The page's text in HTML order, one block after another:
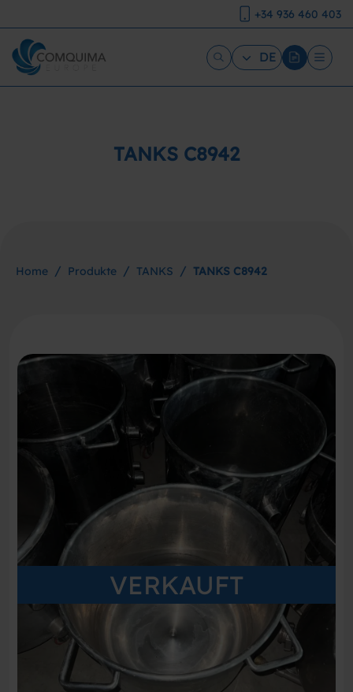
+34 936 460 403
DE
TANKS C8942
Home / Produkte / TANKS / TANKS C8942
VERKAUFT